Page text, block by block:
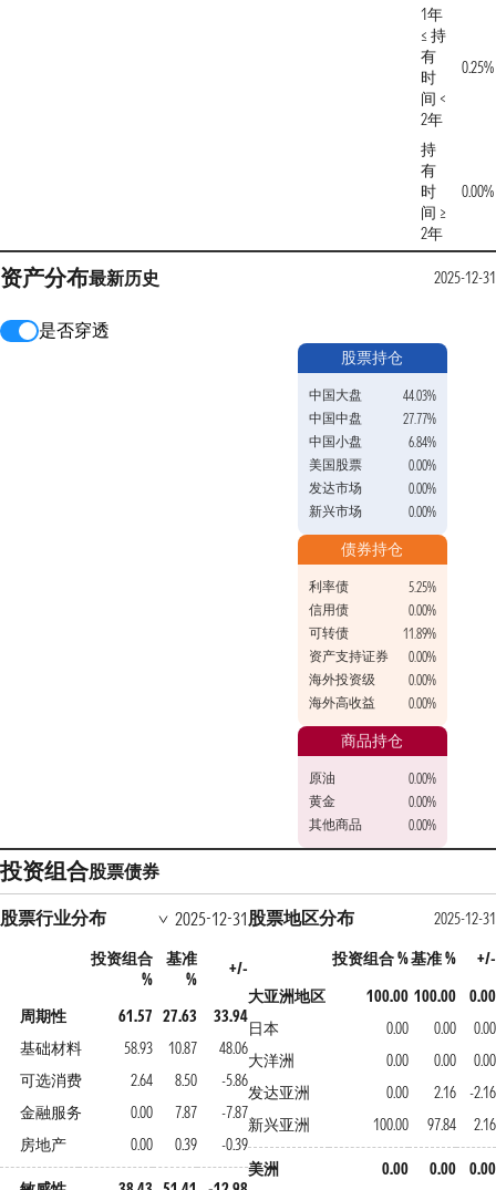
1年
≤ 持
有
时
间 <
2年
0.25%
持
有
时
间 ≥
2年
0.00%
资产分布最新历史 2025-12-31
是否穿透
股票持仓
中国大盘
44.03%
中国中盘
27.77%
中国小盘
6.84%
美国股票
0.00%
发达市场
0.00%
新兴市场
0.00%
债券持仓
利率债
5.25%
信用债
0.00%
可转债
11.89%
资产支持证券
0.00%
海外投资级
0.00%
海外高收益
0.00%
商品持仓
原油
0.00%
黄金
0.00%
其他商品
0.00%
投资组合股票债券
股票行业分布 2025-12-31
投资组合
%
基准
%
+/-
周期性 61.57 27.63
33.94
基础材料
58.93 10.87
48.06
可选消费
2.64 8.50
-5.86
金融服务
0.00 7.87
-7.87
房地产
0.00 0.39 -0.39
股票地区分布
2025-12-31
投资组合 %基准 %
+/-
大亚洲地区
100.00 100.00
0.00
日本
0.00 0.00
0.00
大洋洲
0.00 0.00
0.00
发达亚洲
0.00 2.16
-2.16
新兴亚洲
100.00 97.84 2.16
美洲 0.00 0.00 0.00